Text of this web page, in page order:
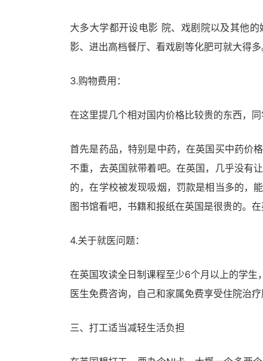
大多大学都开设电影 院、戏剧院以及其他
影、进出高档餐厅、看戏剧等化肥可就大得
3.购物费用：
在这里提几个相对国内价格比较贵的东西，
首先是药品，特别是中药，在英国买中药价
不重，去英国就带着吧。在英国，几乎没有
的，在学校被发现吸烟，罚款是相当多的，
图书馆看吧，书籍和报纸在英国是很贵的。
4.关于就医问题：
在英国攻读全日制课程至少6个月以上的学
医生免费咨询，自己和家属免费享受住院治
三、打工适当减轻生活负担